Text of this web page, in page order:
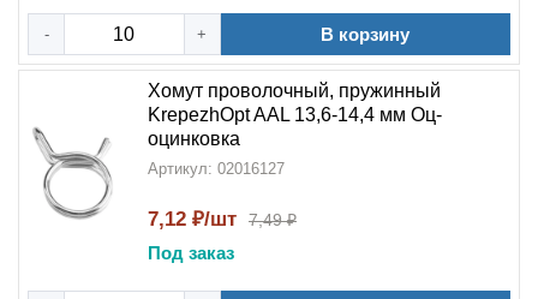
- + В корзину
Хомут проволочный, пружинный
KrepezhOpt AAL 13,6-14,4 мм Оц-
оцинковка
Артикул: 02016127
7,12 ₽/шт 7,49 ₽
Под заказ